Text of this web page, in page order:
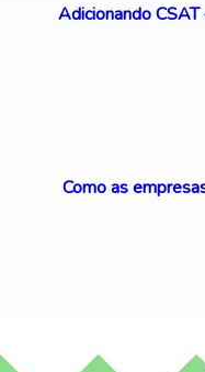
Adicionando
Como as